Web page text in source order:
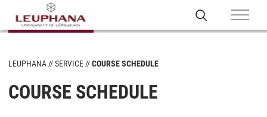
LEUPHANA SERVICE COURSE SCHEDULE
COURSE SCHEDULE